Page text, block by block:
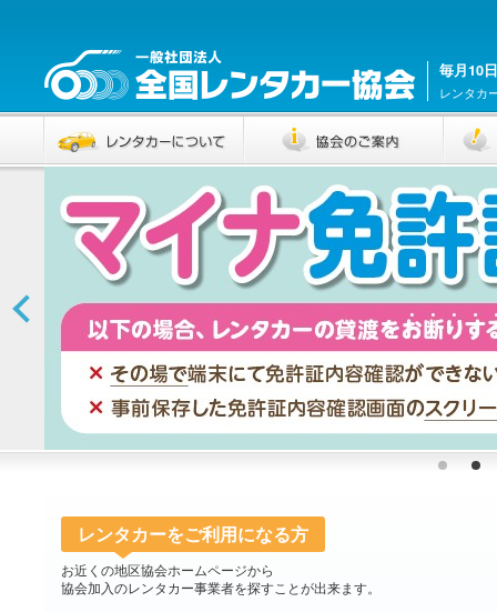
毎月10
レンタカ
レンタカーをご利用になる方
お近くの地区協会ホームページから
協会加入のレンタカー事業者を探すことが出来ます。